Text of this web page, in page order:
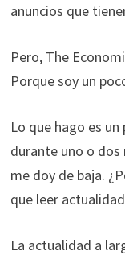
anuncios que
Pero, The
Porque soy un
Lo que hago es
durante uno o
me doy de baja.
que leer
La actualidad a